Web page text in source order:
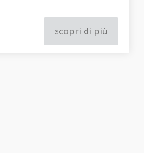
scopri di più